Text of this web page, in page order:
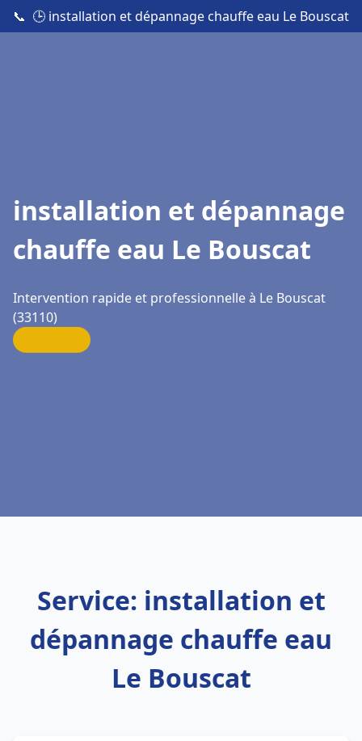
📞 🕒 installation et dépannage chauffe eau Le Bouscat
installation et dépannage
chauffe eau Le Bouscat
Intervention rapide et professionnelle à Le Bouscat
(33110)
Service: installation et
dépannage chauffe eau
Le Bouscat